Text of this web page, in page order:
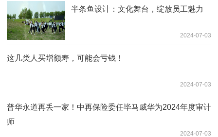
半条鱼设计：文化舞台，绽放员工魅力
2024-07-03
这几类人买增额寿，可能会亏钱！
2024-07-03
普华永道再丢一家！中再保险委任毕马威华为2024年度审计
师
2024-07-03